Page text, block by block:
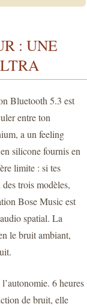
: UNE
Bluetooth 5.3 est
entre ton
a un feeling
silicone fournis en
limite : si tes
trois modèles,
Bose Music est
spatial. La
le bruit ambiant,
6 heures
de bruit, elle